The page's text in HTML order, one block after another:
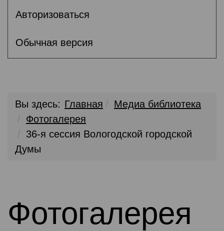
Авторизоваться
Обычная версия
Вы здесь: Главная
Медиа библиотека
Фотогалерея
36-я сессия Вологодской городской
Думы
Фотогалерея